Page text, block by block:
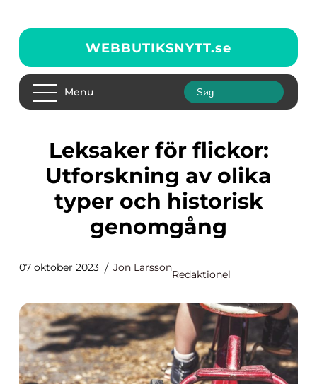
WEBBUTIKSNYTT.se
Menu
Leksaker för flickor:
Utforskning av olika
typer och historisk
genomgång
07 oktober 2023 Jon Larsson
Redaktionel